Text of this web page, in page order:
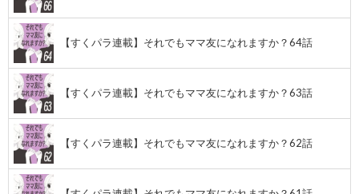
【すくパラ連載】それでもママ友になれますか？64話
【すくパラ連載】それでもママ友になれますか？63話
【すくパラ連載】それでもママ友になれますか？62話